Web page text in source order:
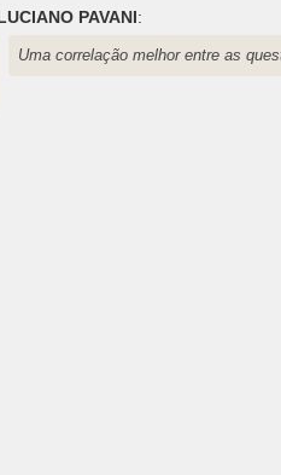
PAVANI:
Uma correlação melhor entre as